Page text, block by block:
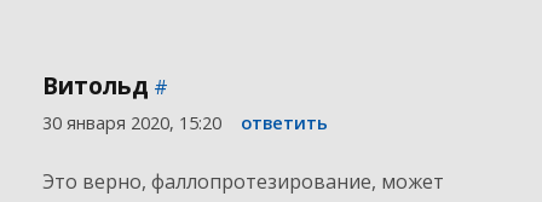
Витольд #
30 января 2020, 15:20 ответить
Это верно, фаллопротезирование, может